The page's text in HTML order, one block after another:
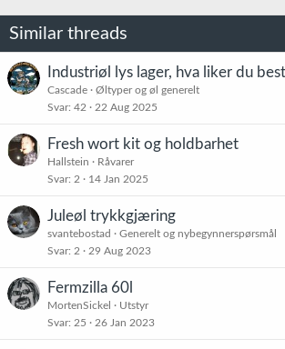
r
Similar threads
Industriøl lys lager, hva liker du
Cascade
Øltyper og øl generelt
Svar 42 22 Aug 2025
Fresh wort kit og holdbarhet
Hallstein
Råvarer
Svar 2 14 Jan 2025
Juleøl trykkgjæring
svantebostad
Generelt og nybegynnerspørsmål
Svar 2 29 Aug 2023
Fermzilla 60l
MortenSickel
Utstyr
Svar 25 26 Jan 2023